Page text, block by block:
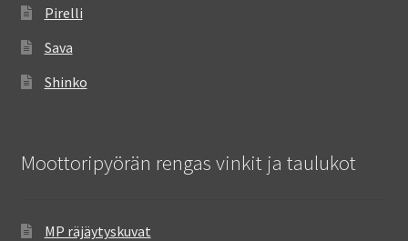
Pirelli
Sava
Shinko
Moottoripyörän rengas vinkit ja taulukot
MP räjäytyskuvat